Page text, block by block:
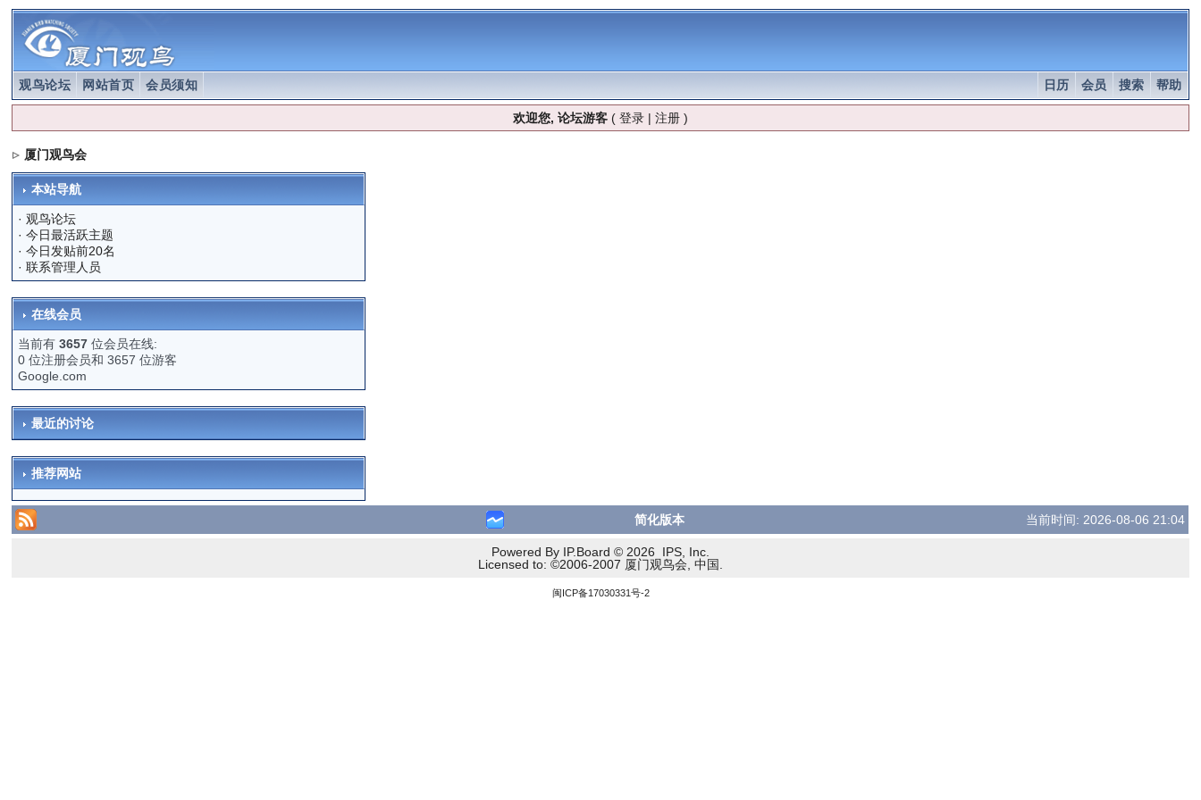
观鸟论坛 网站首页 会员须知 帮助
搜索
会员
日历
欢迎您, 论坛游客( 登录| 注册)
厦门观鸟会
本站导航
·观鸟论坛
·今日最活跃主题
·今日发贴前20名
·联系管理人员
在线会员
当前有3657 位会员在线:
0 位注册会员和 3657 位游客
Google.com
最近的讨论
推荐网站
简化版本 当前时间: 2026-08-06 21:04
Powered By IP.Board © 2026 IPS, Inc.
Licensed to: ©2006-2007 厦门观鸟会, 中国.
闽ICP备17030331号-2